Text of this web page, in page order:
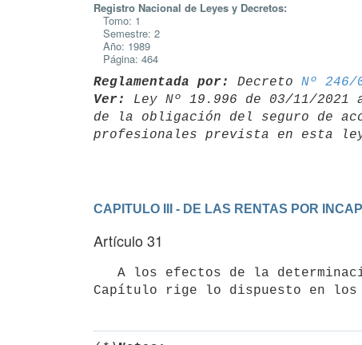
Registro Nacional de Leyes y Decretos:
Tomo: 1
Semestre: 2
Año: 1989
Página: 464
Reglamentada por: Decreto Nº 246/
Ver:
Ley Nº 19.996 de 03/11/
de la obligación del seguro de
CAPITULO III - DE LAS RENTAS POR
Artículo 31